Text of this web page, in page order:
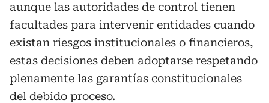
aunque las autoridades de control tienen
facultades para intervenir entidades cuando
existan riesgos institucionales o financieros,
estas decisiones deben adoptarse respetando
plenamente las garantías constitucionales
del debido proceso.